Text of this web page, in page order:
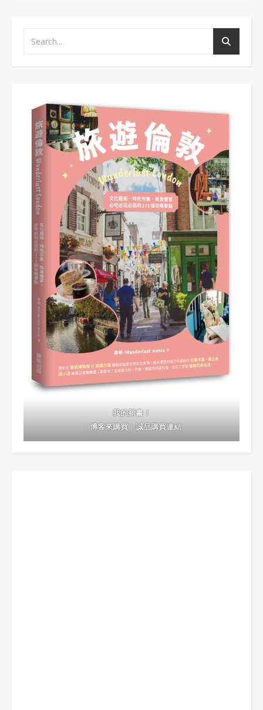
我的新書！
｜博客來購買｜誠品購買連結